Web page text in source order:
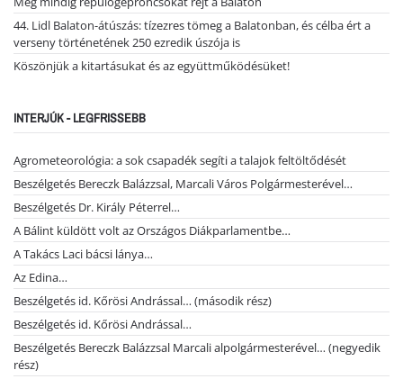
44. Lidl Balaton-átúszás: tízezres tömeg a Balatonban, és célba ért a
verseny történetének 250 ezredik úszója is
Köszönjük a kitartásukat és az együttműködésüket!
INTERJÚK - LEGFRISSEBB
Agrometeorológia: a sok csapadék segíti a talajok feltöltődését
Beszélgetés Bereczk Balázzsal, Marcali Város Polgármesterével…
Beszélgetés Dr. Király Péterrel…
A Bálint küldött volt az Országos Diákparlamentbe…
A Takács Laci bácsi lánya…
Az Edina…
Beszélgetés id. Kőrösi Andrással… (második rész)
Beszélgetés id. Kőrösi Andrással…
Beszélgetés Bereczk Balázzsal Marcali alpolgármesterével… (negyedik
rész)